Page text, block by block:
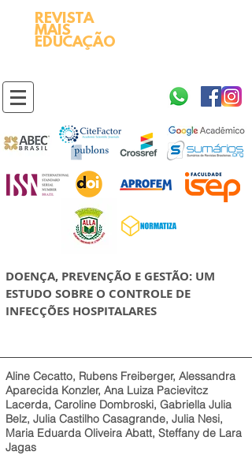
REVISTA
MAIS
EDUCAÇÃO
DOENÇA, PREVENÇÃO E GESTÃO: UM
ESTUDO SOBRE O CONTROLE DE
INFECÇÕES HOSPITALARES
Aline Cecatto, Rubens Freiberger, Alessandra
Aparecida Konzler, Ana Luiza Pacievitcz
Lacerda, Caroline Dombroski, Gabriella Julia
Belz, Julia Castilho Casagrande, Julia Nesi,
Maria Eduarda Oliveira Abatt, Steffany de Lara
Jagas